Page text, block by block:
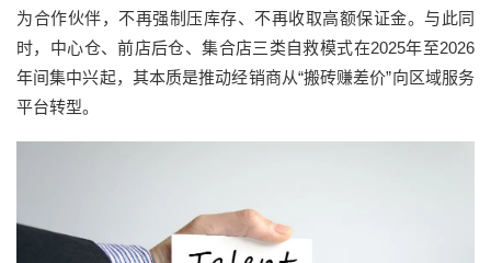
为合作伙伴，不再强制压库存、不再收取高额保证金。与此同
时，中心仓、前店后仓、集合店三类自救模式在2025年至2026
年间集中兴起，其本质是推动经销商从“搬砖赚差价”向区域服务
平台转型。